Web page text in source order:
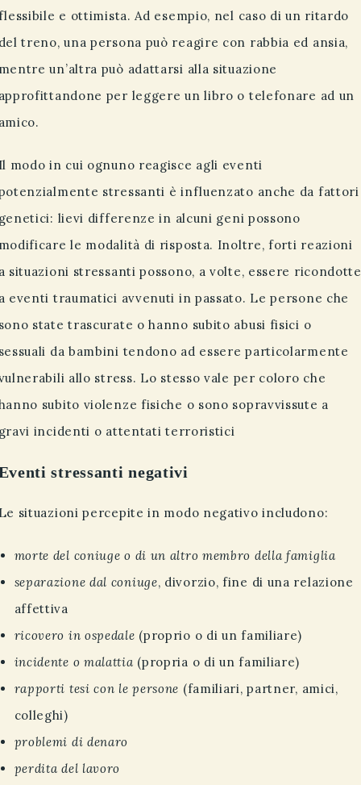
e ottimista. Ad esempio, nel caso di un ritardo
treno, una persona può reagire con rabbia ed ansia,
un’altra può adattarsi alla situazione
per leggere un libro o telefonare ad un
modo in cui ognuno reagisce agli eventi
stressanti è influenzato anche da fattori
lievi differenze in alcuni geni possono
le modalità di risposta. Inoltre, forti reazioni
situazioni stressanti possono, a volte, essere ricondotte
eventi traumatici avvenuti in passato. Le persone che
state trascurate o hanno subito abusi fisici o
da bambini tendono ad essere particolarmente
allo stress. Lo stesso vale per coloro che
subito violenze fisiche o sono sopravvissute a
incidenti o attentati terroristici
stressanti negativi
situazioni percepite in modo negativo includono:
morte del coniuge o di un altro membro della famiglia
separazione dal coniuge, divorzio, fine di una relazione
affettiva
ricovero in ospedale (proprio o di un familiare)
incidente o malattia (propria o di un familiare)
rapporti tesi con le persone (familiari, partner, amici,
colleghi)
problemi di denaro
perdita del lavoro